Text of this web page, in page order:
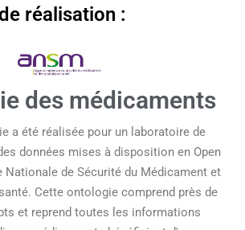
réalisation :
des médicaments
a été réalisée pour un laboratoire de
données mises à disposition en Open
Nationale de Sécurité du Médicament et
Cette ontologie comprend près de
et reprend toutes les informations